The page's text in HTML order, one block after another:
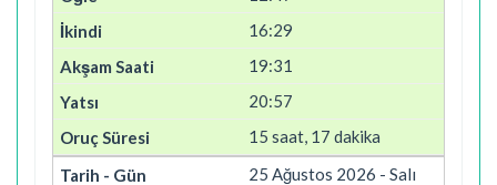
16:29
19:31
20:57
15 saat, 17 dakika
25 Ağustos 2026 - Salı